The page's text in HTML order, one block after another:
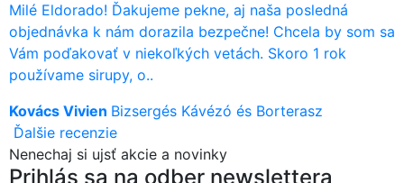
Milé Eldorado! Ďakujeme pekne, aj naša posledná
objednávka k nám dorazila bezpečne! Chcela by som sa
Vám poďakovať v niekoľkých vetách. Skoro 1 rok
používame sirupy, o..
Kovács Vivien Bizsergés Kávézó és Borterasz
Ďalšie recenzie
Nenechaj si ujsť akcie a novinky
Prihlás sa na odber newslettera